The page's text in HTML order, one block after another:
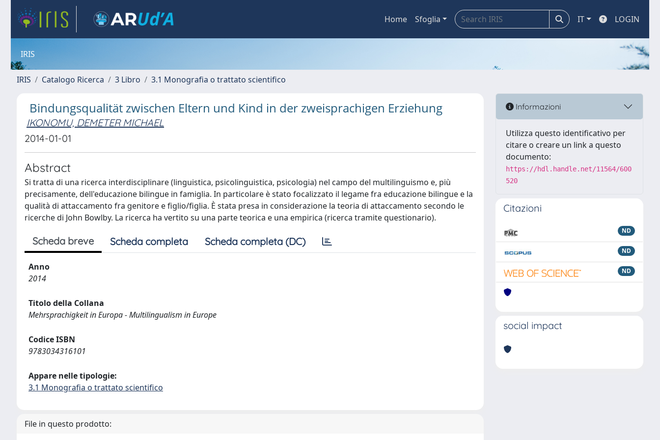
Home Sfoglia IT LOGIN
IRIS
IRIS Catalogo Ricerca 3 Libro 3.1 Monografia o trattato scientifico
Bindungsqualität zwischen Eltern und Kind in der zweisprachigen Erziehung
IKONOMU, DEMETER MICHAEL
2014-01-01
Abstract
Si tratta di una ricerca interdisciplinare (linguistica, psicolinguistica, psicologia) nel campo del multilinguismo e, più
precisamente, dell'educazione bilingue in famiglia. In particolare è stato focalizzato il legame fra educazione bilingue e la
qualità di attaccamento fra genitore e figlio/figlia. È stata presa in considerazione la teoria di attaccamento secondo le
ricerche di John Bowlby. La ricerca ha vertito su una parte teorica e una empirica (ricerca tramite questionario).
Scheda breve Scheda completa Scheda completa (DC)
Anno
2014
Titolo della Collana
Mehrsprachigkeit in Europa - Multilingualism in Europe
Codice ISBN
9783034316101
Appare nelle tipologie:
3.1 Monografia o trattato scientifico
File in questo prodotto:
Informazioni
Utilizza questo identificativo per
citare o creare un link a questo
documento:
https://hdl.handle.net/11564/600
520
Citazioni
ND
ND
ND
social impact